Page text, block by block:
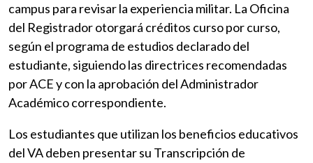
campus para revisar la experiencia militar. La Oficina
del Registrador otorgará créditos curso por curso,
según el programa de estudios declarado del
estudiante, siguiendo las directrices recomendadas
por ACE y con la aprobación del Administrador
Académico correspondiente.
Los estudiantes que utilizan los beneficios educativos
del VA deben presentar su Transcripción de